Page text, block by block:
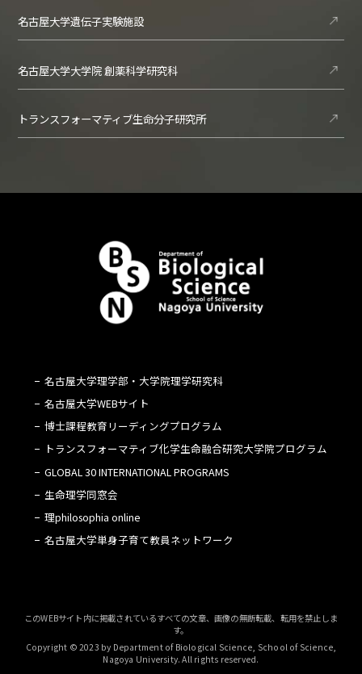
名古屋大学遺伝子実験施設
名古屋大学大学院 創薬科学研究科
トランスフォーマティブ生命分子研究所
名古屋大学理学部・大学院理学研究科
名古屋大学WEBサイト
博士課程教育リーディングプログラム
トランスフォーマティブ化学生命融合研究大学院プログラム
GLOBAL 30 INTERNATIONAL PROGRAMS
生命理学同窓会
理philosophia online
名古屋大学単身子育て教員ネットワーク
このWEBサイト内に掲載されているすべての文章、画像の無断転載、転用を禁止しま
す。
Copyright © 2023 by Department of Biological Science, School of Science,
Nagoya University. All rights reserved.